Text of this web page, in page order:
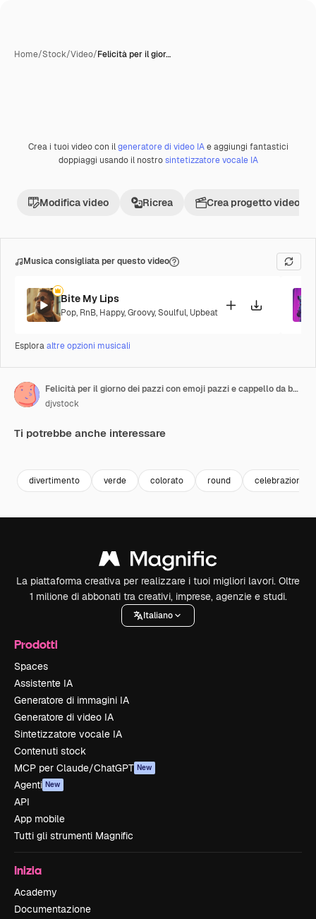
Home/Stock/Video/Felicità per il gior…
Premium
Crea i tuoi video con ilgeneratore di video IAe aggiungi fantastici
doppiaggi usando il nostrosintetizzatore vocale IA
Modifica video Ricrea Crea progetto video
Musica consigliata per questo video
Bite My Lips
Pop, RnB, Happy,Groovy,Soulful, Upbeat
Esploraaltre opzioni musicali
Felicità per il giorno dei pazzi con emoji pazzi e cappello da buffone
djvstock
Ti potrebbe anche interessare
divertimento verde colorato round celebrazione
La piattaforma creativa per realizzare i tuoi migliori lavori. Oltre
1 milione di abbonati tra creativi, imprese, agenzie e studi.
Italiano
Prodotti
Spaces
Assistente IA
Generatore di immagini IA
Generatore di video IA
Sintetizzatore vocale IA
Contenuti stock
MCP per Claude/ChatGPT New
Agenti New
API
App mobile
Tutti gli strumenti Magnific
Inizia
Academy
Documentazione